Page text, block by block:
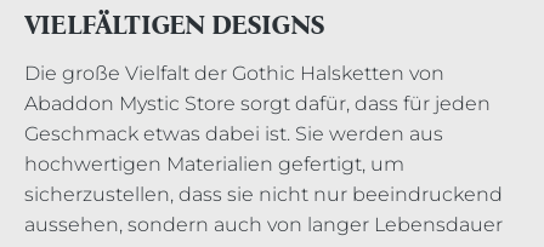
VIELFÄLTIGEN DESIGNS
Die große Vielfalt der Gothic Halsketten von
Abaddon Mystic Store sorgt dafür, dass für jeden
Geschmack etwas dabei ist. Sie werden aus
hochwertigen Materialien gefertigt, um
sicherzustellen, dass sie nicht nur beeindruckend
aussehen, sondern auch von langer Lebensdauer